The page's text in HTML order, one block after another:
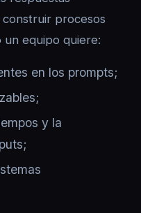
construir procesos
un equipo quiere:
en los prompts;
y la